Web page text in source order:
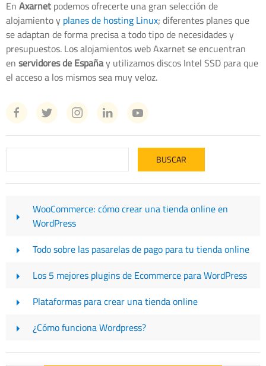
EnAxarnetpodemos ofrecerte una gran selección de
alojamiento yplanes de hosting Linux; diferentes planes que
se adaptan de forma precisa a todo tipo de necesidades y
presupuestos. Los alojamientos web Axarnet se encuentran
enservidores de Españay utilizamos discos Intel SSD para que
el acceso a los mismos sea muy veloz.
WooCommerce: cómo crear una tienda online en
WordPress
Todo sobre las pasarelas de pago para tu tienda online
Los 5 mejores plugins de Ecommerce para WordPress
Plataformas para crear una tienda online
¿Cómo funciona Wordpress?